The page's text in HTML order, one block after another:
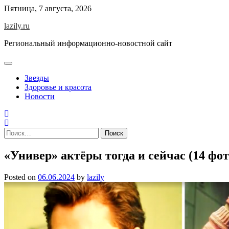
Skip
content
Пятница, 7 августа, 2026
lazily.ru
Региональный информационно-новостной сайт
Звезды
Здоровье и красота
Новости
Найти:
«Универ» актёры тогда и сейчас (14
Posted on 06.06.2024 by lazily